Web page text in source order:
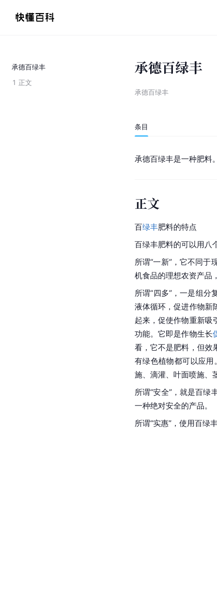
承德百绿丰
1 正文
承德百绿丰
承德百绿丰
条目
承德百绿丰是一种肥料
正文
百绿丰肥料的特点
百绿丰肥料的可以用八
所谓“一新”，它不同
机食品的理想农资产品
所谓“四多”，一是组
液体循环，促进作物新
起来，促使作物重新吸
功能。它即是作物生长
看，它不是肥料，但效
有绿色植物都可以应
施、滴灌、叶面喷施、
所谓“安全”，就是百
一种绝对安全的产品。
所谓“实惠”，使用百绿